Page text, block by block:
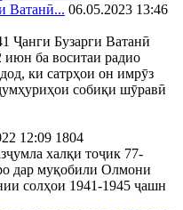
Ватанӣ... 06.05.2023 13:46
Ҷанги Бузарги Ватанӣ
июн ба воситаи радио
ки сатрҳои он имрӯз
собиқи шӯравӣ
12:09 1804
халқи тоҷик 77-
дар муқобили Олмони
солҳои 1941-1945 ҷашн